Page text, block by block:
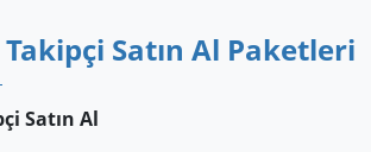
Satın Al Paketleri
Satın Al